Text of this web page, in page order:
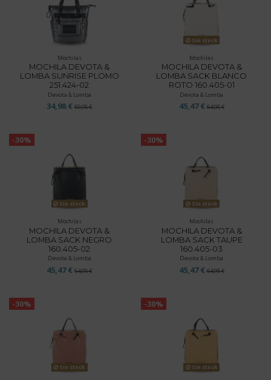
Mochilas
MOCHILA DEVOTA &
LOMBA SUNRISE PLOMO
251.424-02
Devota & Lomba
34,98 €69,95 €
Sin stock
Mochilas
MOCHILA DEVOTA &
LOMBA SACK BLANCO
ROTO 160.405-01
Devota & Lomba
45,47 € 64,95 €
-30%
Sin stock
Mochilas
MOCHILA DEVOTA &
LOMBA SACK NEGRO
160.405-02
Devota & Lomba
45,47 €64,95 €
-30%
Sin stock
Mochilas
MOCHILA DEVOTA &
LOMBA SACK TAUPE
160.405-03
Devota & Lomba
45,47 € 64,95 €
-30%
Sin stock
-30%
Sin stock